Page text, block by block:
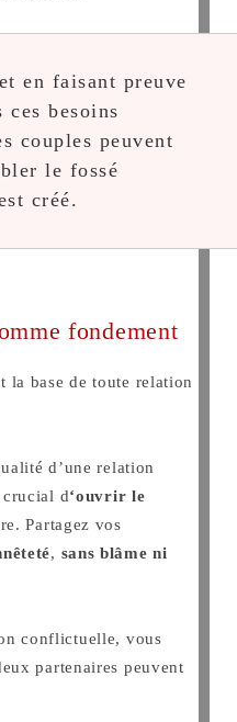
en faisant preuve
ces besoins
couples peuvent
le fossé
créé.
fondement
la base de toute relation
d’une relation
d‘ouvrir le
Partagez vos
, sans blâme ni
conflictuelle, vous
partenaires peuvent